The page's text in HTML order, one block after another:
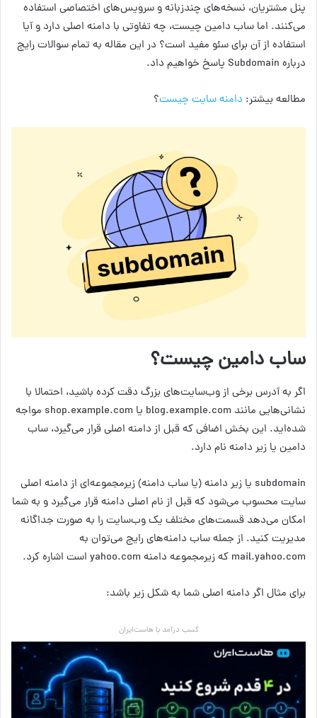
پنل مشتریان، نسخه‌های چندزبانه و سرویس‌های اختصاصی استفاده
می‌کنند. اما ساب دامین چیست، چه تفاوتی با دامنه اصلی دارد و آیا
استفاده از آن برای سئو مفید است؟ در این مقاله به تمام سوالات رایج
درباره Subdomain پاسخ خواهیم داد.
مطالعه بیشتر: دامنه سایت چیست؟
ساب دامین چیست؟
اگر به آدرس برخی از وب‌سایت‌های بزرگ دقت کرده باشید، احتمالا با
نشانی‌هایی مانند blog.example.com یا shop.example.com مواجه
شده‌اید. این بخش اضافی که قبل از دامنه اصلی قرار می‌گیرد، ساب
دامین یا زیر دامنه نام دارد.
subdomain یا زیر دامنه (یا ساب دامنه) زیرمجموعه‌ای از دامنه اصلی
سایت محسوب می‌شود که قبل از نام اصلی دامنه قرار می‌گیرد و به شما
امکان می‌دهد قسمت‌های مختلف یک وب‌سایت را به صورت جداگانه
مدیریت کنید. از جمله ساب دامنه‌های رایج می‌توان به
mail.yahoo.com که زیرمجموعه دامنه yahoo.com است اشاره کرد.
برای مثال اگر دامنه اصلی شما به شکل زیر باشد:
کسب درآمد با هاست‌ایران